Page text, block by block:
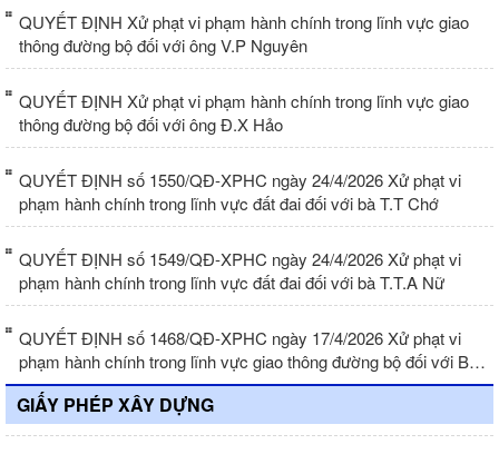
QUYẾT ĐỊNH Xử phạt vi phạm hành chính trong lĩnh vực giao
thông đường bộ đối với ông V.P Nguyên
QUYẾT ĐỊNH Xử phạt vi phạm hành chính trong lĩnh vực giao
thông đường bộ đối với ông Đ.X Hảo
QUYẾT ĐỊNH số 1550/QĐ-XPHC ngày 24/4/2026 Xử phạt vi
phạm hành chính trong lĩnh vực đất đai đối với bà T.T Chớ
QUYẾT ĐỊNH số 1549/QĐ-XPHC ngày 24/4/2026 Xử phạt vi
phạm hành chính trong lĩnh vực đất đai đối với bà T.T.A Nữ
QUYẾT ĐỊNH số 1468/QĐ-XPHC ngày 17/4/2026 Xử phạt vi
phạm hành chính trong lĩnh vực giao thông đường bộ đối với Bà
M.T.X Nga
GIẤY PHÉP XÂY DỰNG